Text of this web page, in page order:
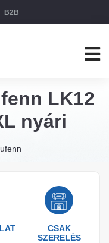
B2B
LK12
nyári
CSAK
SZERELÉS